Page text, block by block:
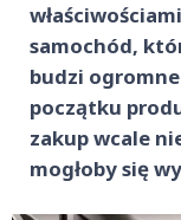
samochód,
budzi
początku
zakup wcale
mogłoby się